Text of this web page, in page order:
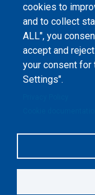
cookies to
and to collect
ALL", you
accept and
your consent for
Settings".
Peers
2023-2026. |
The website
Attribution 4.0
stated otherwise.
production of this